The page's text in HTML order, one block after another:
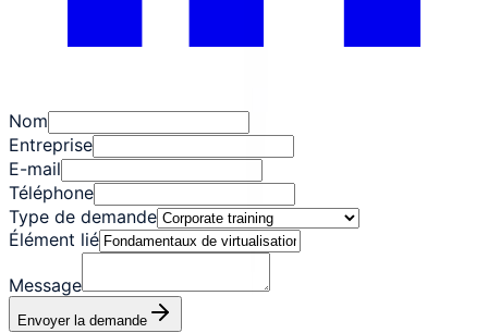
Nom
Entreprise
E-mail
Téléphone
Type de demande
Élément lié
Message
Envoyer la demande